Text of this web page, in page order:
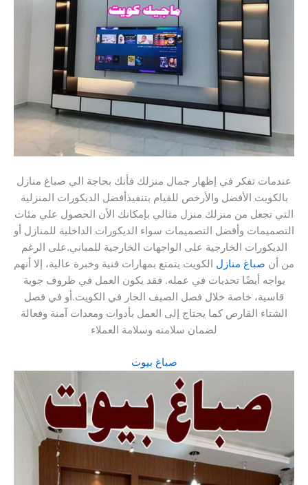
عندمات تفكر في إظهار جمال منزلك فأنك بحاجة الي صباغ منازل
بالكويت الأفضل والأرخص للقيام بتنفيذأفضل الديكورات المنزلية
التي تجعل من منزلك منزل مثالي بإمكانك الأن الحصول علي مئات
التصميمات وأفضل التصميمات سواء الديكورات الداخلية للمنازل أو
الديكورات الخارجية على الواجهات الخارجية للمباني.على الرغم
من أن صباغ منازل الكويت يتمتع بمهارات فنية وخبرة عالية، إلا أنهم
يواجه أيضًا تحديات في عمله. فقد يكون العمل في ظروف جوية
قاسية، خاصة خلال فصل الصيف الحار في الكويت.أو في فصل
الشتاء القارص كما يحتاج إلى العمل بأدوات ومعدات آمنة وفعالة
لضمان سلامته وسلامة العملاء
صباغ بيوت